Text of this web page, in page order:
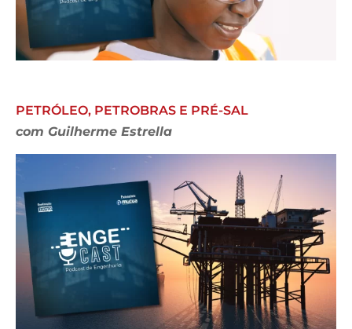
PETRÓLEO, PETROBRAS E PRÉ-SAL
com Guilherme Estrella